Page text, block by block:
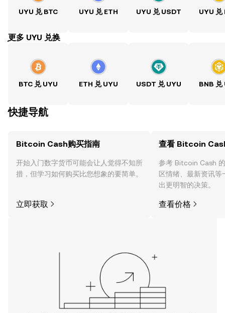
UYU 兑 BTC UYU 兑 ETH UYU 兑 USDT UYU 兑
ִִִִִִִִִִִִִִִִִִִִִִִִִִִִִִִִִִִִִִִִִִִִִִִִ更多 UYU 兑换
BTC 兑 UYU ETH 兑 UYU USDT 兑 UYU BNB 兑
快捷导航
Bitcoin Cash购买指南
开始入门数字货币可能会让人觉得不知所
措，但学习如何购买比您想象的要简单。
立即获取
查看 Bitcoin
参考 Bitcoin Cash
区情绪、最新资讯
出更明智的决策。
查看价格